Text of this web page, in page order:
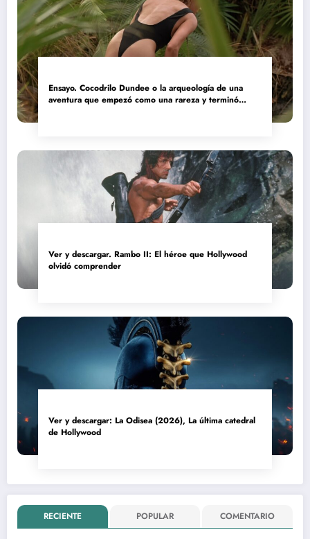
Ensayo. Cocodrilo Dundee o la arqueología de una
aventura que empezó como una rareza y terminó
Ver y descargar. Rambo II: El héroe que Hollywood
olvidó comprender
Ver y descargar: La Odisea (2026), La última catedral
de Hollywood
RECIENTE POPULAR COMENTARIO